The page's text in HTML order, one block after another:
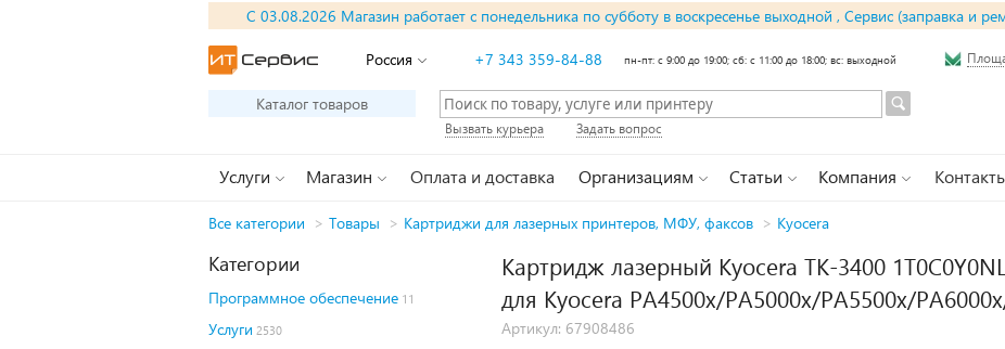
С 03.08.2026 Магазин работает с понедельника по субботу в воскресенье выходной , Сервис (заправка и
Россия +7 343 359-84-88 пн-пт: с 9:00 до 19:00; сб: с 11:00 до 18:00; вс: выходной
Каталог товаров
Вызвать курьера Задать вопрос
Услуги Магазин Оплата и доставка Организациям Статьи Компания
Все категории > Товары > Картриджи для лазерных принтеров, МФУ, факсов > Kyocera
Категории
Программное обеспечение 11
Услуги 2530
Картридж лазерный Kyocera TK-3400
для Kyocera PA4500x/PA5000x/PA5500x/
Артикул: 67908486